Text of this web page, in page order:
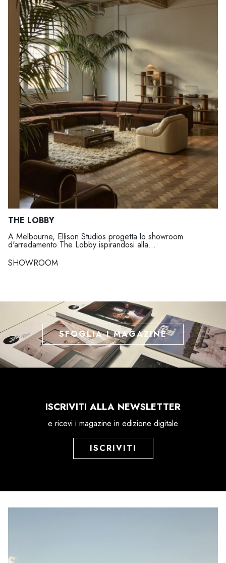
THE LOBBY
A Melbourne, Ellison Studios progetta lo showroom
d'arredamento The Lobby ispirandosi alla...
SHOWROOM
SFOGLIA I MAGAZINE
ISCRIVITI ALLA NEWSLETTER
e ricevi i magazine in edizione digitale
ISCRIVITI